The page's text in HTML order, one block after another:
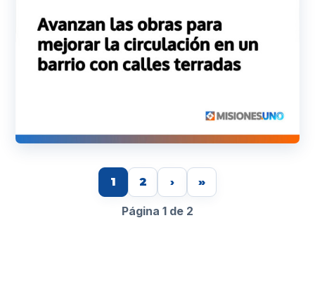
1 2 › »
Página 1 de 2